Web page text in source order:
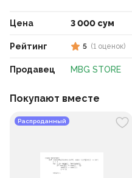
Цена
Рейтинг
Продавец
3 000 сум
5 (1 оценок)
MBG STORE
Покупают вместе
Распроданный